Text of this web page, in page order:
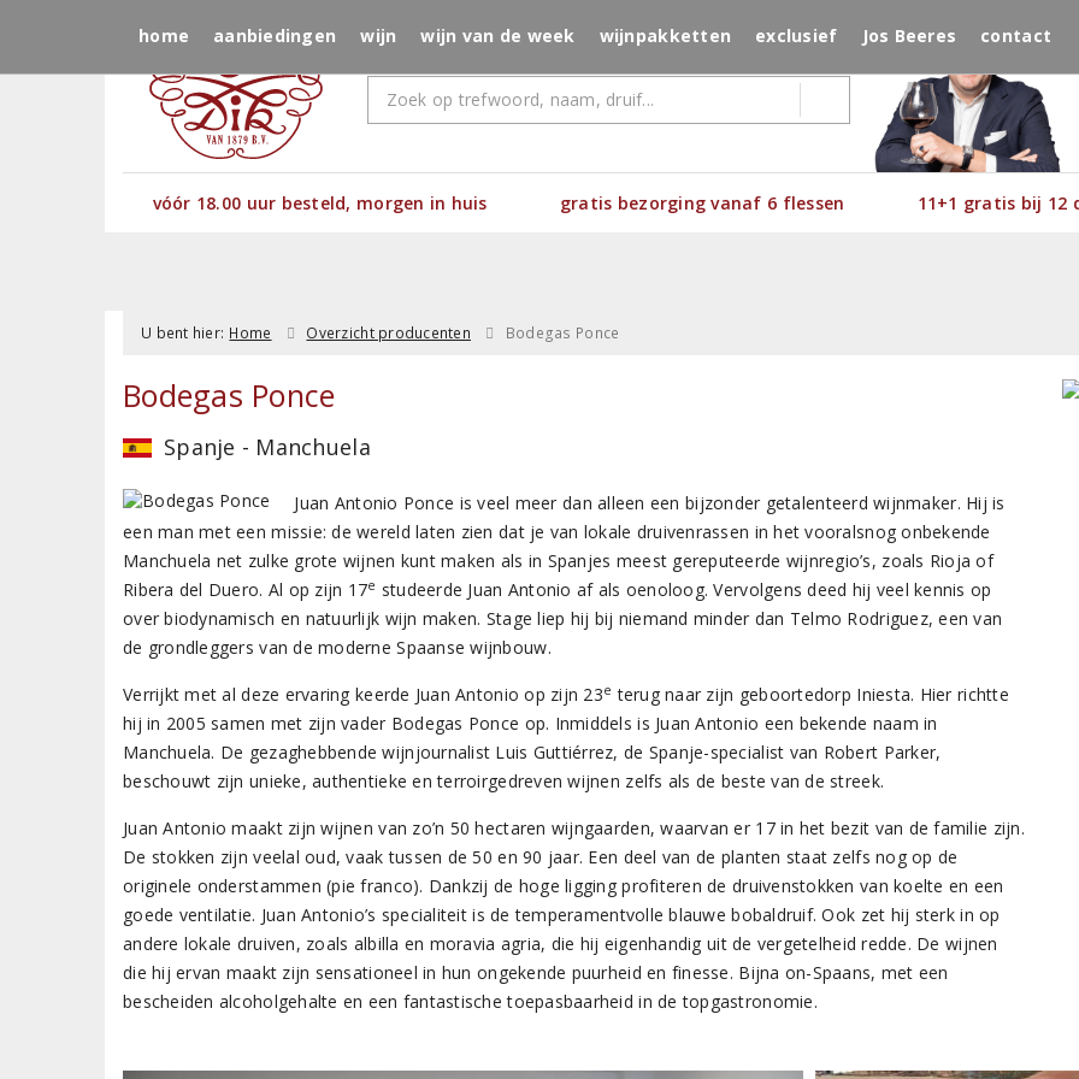
vóór 18.00 uur besteld, morgen in huis gratis bezorging vanaf 6 flessen 11+1 gratis bij 12
home aanbiedingen wijn wijn van de week wijnpakketten exclusief Jos Beeres contact
U bent hier: Home Overzicht producenten Bodegas Ponce
Bodegas Ponce
Spanje - Manchuela
Juan Antonio Ponce is veel meer dan alleen een bijzonder getalenteerd wijnmaker. Hij is
een man met een missie: de wereld laten zien dat je van lokale druivenrassen in het vooralsnog onbekende
Manchuela net zulke grote wijnen kunt maken als in Spanjes meest gereputeerde wijnregio’s, zoals Rioja of
Ribera del Duero. Al op zijn 17e studeerde Juan Antonio af als oenoloog. Vervolgens deed hij veel kennis op
over biodynamisch en natuurlijk wijn maken. Stage liep hij bij niemand minder dan Telmo Rodriguez, een van
de grondleggers van de moderne Spaanse wijnbouw.
Verrijkt met al deze ervaring keerde Juan Antonio op zijn 23e terug naar zijn geboortedorp Iniesta. Hier richtte
hij in 2005 samen met zijn vader Bodegas Ponce op. Inmiddels is Juan Antonio een bekende naam in
Manchuela. De gezaghebbende wijnjournalist Luis Guttiérrez, de Spanje-specialist van Robert Parker,
beschouwt zijn unieke, authentieke en terroirgedreven wijnen zelfs als de beste van de streek.
Juan Antonio maakt zijn wijnen van zo’n 50 hectaren wijngaarden, waarvan er 17 in het bezit van de familie zijn.
De stokken zijn veelal oud, vaak tussen de 50 en 90 jaar. Een deel van de planten staat zelfs nog op de
originele onderstammen (pie franco). Dankzij de hoge ligging profiteren de druivenstokken van koelte en een
goede ventilatie. Juan Antonio’s specialiteit is de temperamentvolle blauwe bobaldruif. Ook zet hij sterk in op
andere lokale druiven, zoals albilla en moravia agria, die hij eigenhandig uit de vergetelheid redde. De wijnen
die hij ervan maakt zijn sensationeel in hun ongekende puurheid en finesse. Bijna on-Spaans, met een
bescheiden alcoholgehalte en een fantastische toepasbaarheid in de topgastronomie.